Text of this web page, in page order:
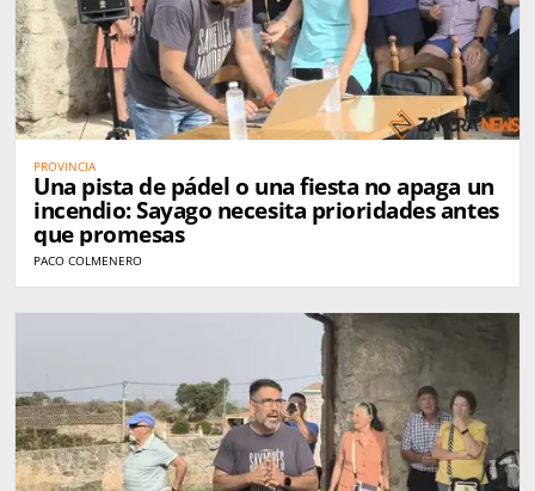
PROVINCIA
Una pista de pádel o una fiesta no apaga un
incendio: Sayago necesita prioridades antes
que promesas
PACO COLMENERO